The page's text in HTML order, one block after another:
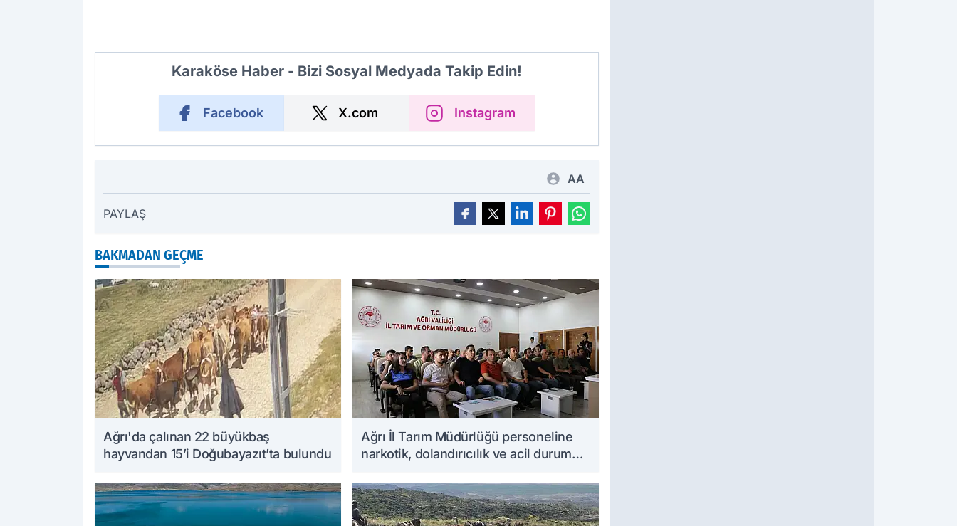
Karaköse Haber - Bizi Sosyal Medyada Takip Edin!
Facebook X.com Instagram
AA
PAYLAŞ
BAKMADAN GEÇME
Ağrı'da çalınan 22 büyükbaş
hayvandan 15’i Doğubayazıt’ta bulundu
Ağrı İl Tarım Müdürlüğü personeline
narkotik, dolandırıcılık ve acil durum